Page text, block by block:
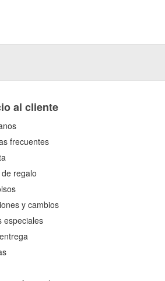
al cliente
frecuentes
regalo
y cambios
especiales